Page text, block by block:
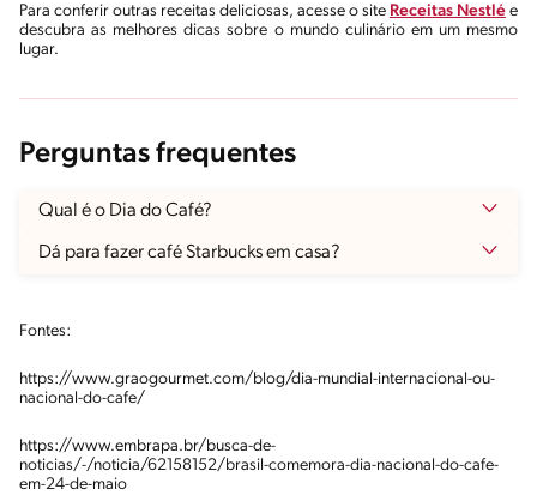
Para conferir outras receitas deliciosas, acesse o site Receitas Nestlée
descubra as melhores dicas sobre o mundo culinário em um mesmo
lugar.
Perguntas frequentes
Qual é o Dia do Café?
Dá para fazer café Starbucks em casa?
Fontes:
https://www.graogourmet.com/blog/dia-mundial-internacional-ou-
nacional-do-cafe/
https://www.embrapa.br/busca-de-
noticias/-/noticia/62158152/brasil-comemora-dia-nacional-do-cafe-
em-24-de-maio